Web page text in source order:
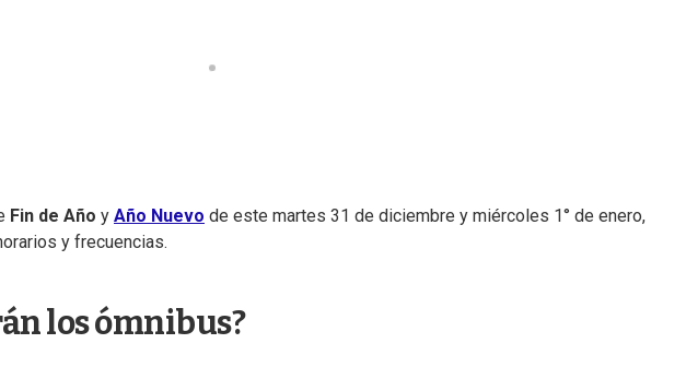
Fin de Año y Año Nuevo de este martes 31 de diciembre y miércoles 1° de enero,
y frecuencias.
los ómnibus?